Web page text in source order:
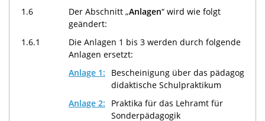
1.6
Der Abschnitt „Anlagen“ wird wie folgt
geändert:
1.6.1
Die Anlagen 1 bis 3 werden durch folgende
Anlagen ersetzt:
Anlage 1:
Bescheinigung über das pädagogisch-
didaktische Schulpraktikum
Anlage 2:
Praktika für das Lehramt für
Sonderpädagogik